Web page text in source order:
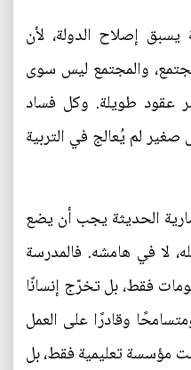
إصلاح الدولة، لأن
والمجتمع ليس سوى
عقود طويلة. وكل فساد
لم يُعالج في التربية
الحديثة يجب أن يضع
لا في هامشه. فالمدرسة
فقط، بل تخرّج إنسانًا
وقادرًا على العمل
مؤسسة تعليمية فقط، بل